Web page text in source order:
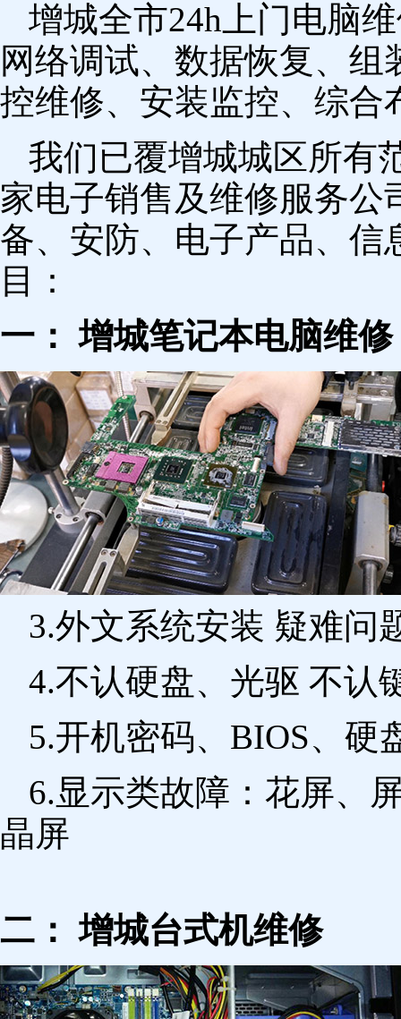
增城全市24h上门电脑
网络调试、数据恢复、
控维修、安装监控、综合
我们已覆增城城区所有
家电子销售及维修服务公
备、安防、电子产品、信
目：
一： 增城笔记本电脑维修
3.外文系统安装 疑难问
4.不认硬盘、光驱 不认
5.开机密码、BIOS、硬
6.显示类故障：花屏、
晶屏
二： 增城台式机维修